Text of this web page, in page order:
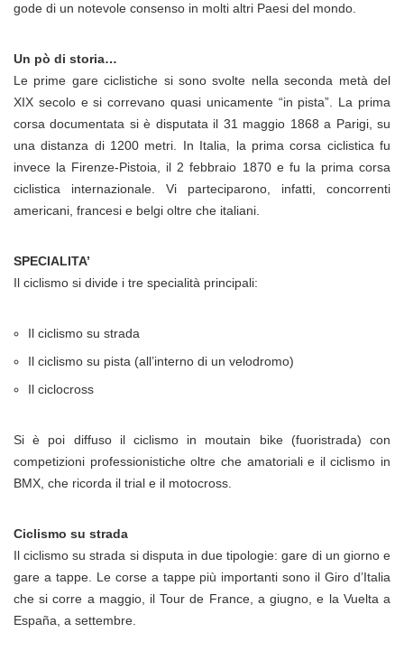
gode di un notevole consenso in molti altri Paesi del mondo.
Un pò di storia…
Le prime gare ciclistiche si sono svolte nella seconda metà del
XIX secolo e si correvano quasi unicamente “in pista”. La prima
corsa documentata si è disputata il 31 maggio 1868 a Parigi, su
una distanza di 1200 metri. In Italia, la prima corsa ciclistica fu
invece la Firenze-Pistoia, il 2 febbraio 1870 e fu la prima corsa
ciclistica internazionale. Vi parteciparono, infatti, concorrenti
americani, francesi e belgi oltre che italiani.
SPECIALITA’
Il ciclismo si divide i tre specialità principali:
Il ciclismo su strada
Il ciclismo su pista (all’interno di un velodromo)
Il ciclocross
Si è poi diffuso il ciclismo in moutain bike (fuoristrada) con
competizioni professionistiche oltre che amatoriali e il ciclismo in
BMX, che ricorda il trial e il motocross.
Ciclismo su strada
Il ciclismo su strada si disputa in due tipologie: gare di un giorno e
gare a tappe. Le corse a tappe più importanti sono il Giro d’Italia
che si corre a maggio, il Tour de France, a giugno, e la Vuelta a
España, a settembre.